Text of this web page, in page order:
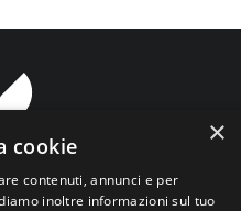
×
cookie
contenuti, annunci e per
inoltre informazioni sul tuo